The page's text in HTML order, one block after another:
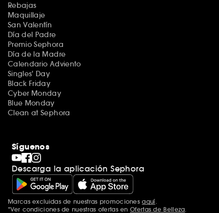
Rebajas
Maquillaje
San Valentín
Día del Padre
Premio Sephora
Día de la Madre
Calendario Adviento
Singles' Day
Black Friday
Cyber Monday
Blue Monday
Clean at Sephora
Síguenos
Descarga la aplicación Sephora
Marcas excluidas de nuestras promocionesaquí
*Ver condiciones de nuestras ofertas en Ofertas de Belleza